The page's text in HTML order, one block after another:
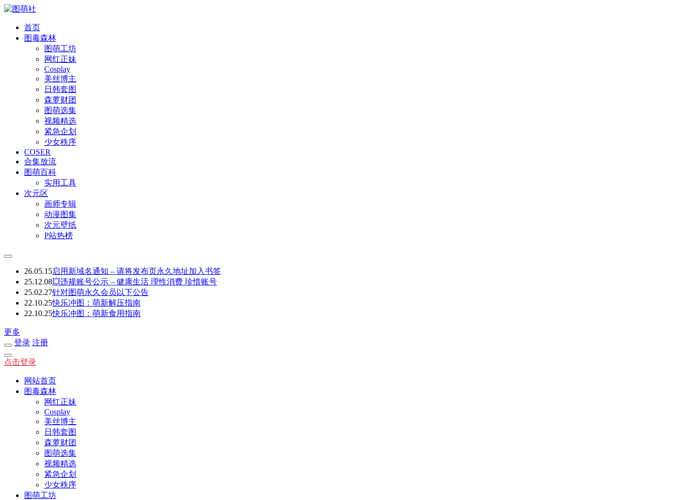
首页
图毒森林
图萌工坊
网红正妹
Cosplay
美丝博主
日韩套图
森萝财团
图萌选集
视频精选
紧急企划
少女秩序
COSER
合集放流
图萌百科
实用工具
次元区
画师专辑
动漫图集
次元壁纸
P站热榜
26.05.15启用新域名通知 – 请将发布页永久地址加入书签
25.12.08💥违规账号公示 – 健康生活 理性消费 珍惜账号
25.02.27针对图萌永久会员以下公告
22.10.25快乐冲图：萌新解压指南
22.10.25快乐冲图：萌新食用指南
更多
登录 注册
点击登录
网站首页
图毒森林
网红正妹
Cosplay
美丝博主
日韩套图
森萝财团
图萌选集
视频精选
紧急企划
少女秩序
图萌工坊